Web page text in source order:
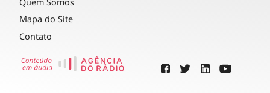
Mapa do Site
Contato